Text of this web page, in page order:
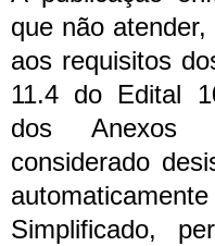
que não
aos requisitos
11.4 do Edital
dos Anexos
considerado
Simplificado,